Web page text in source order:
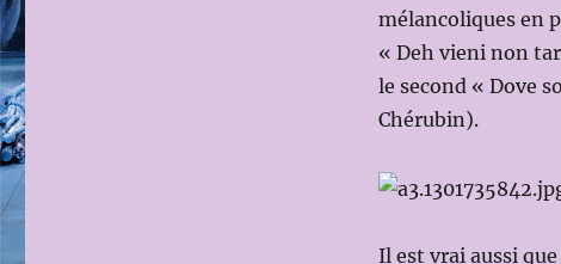
mélancoliques en
« Deh vieni non
le second « Dove
Chérubin).
Il est vrai aussi
MONTANARI,